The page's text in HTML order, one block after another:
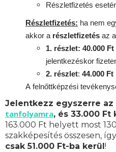
Részletfizetés
Részletfizetés: ha nem
akkor a részletfizetés az
1. részlet: 40.000 Ft
jelentkezéskor
2. részlet: 44.000 Ft
A felnőttképzési
Jelentkezz egyszerre az
tanfolyamra, és 33.000
163.000 Ft helyett most
szakképesítés összesen,
csak 51.000 Ft-ba kerül !